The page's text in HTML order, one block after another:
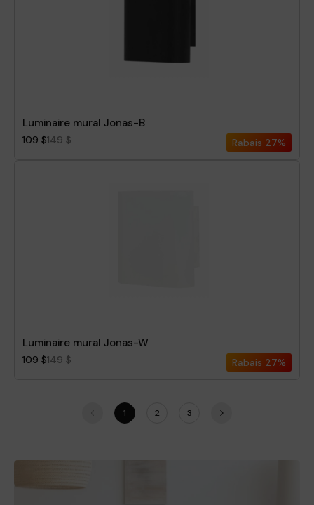
Luminaire mural Jonas-B
109 $149 $ Rabais 27%
Luminaire mural Jonas-W
109 $149 $ Rabais 27%
1 2 3